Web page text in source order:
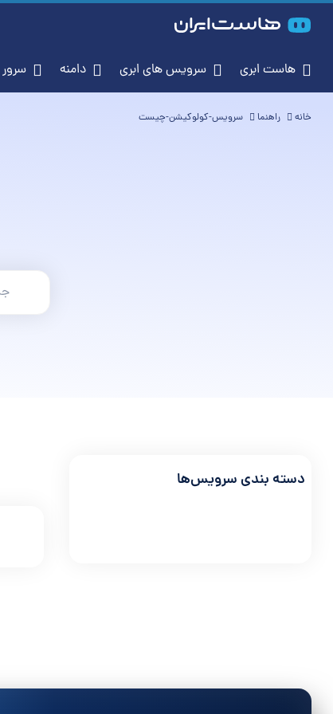
هاست ابری سرویس‌ های ابری دامنه
خانه راهنما سرویس-کولوکیشن-چیست
دسته بندی سرویس‌ها